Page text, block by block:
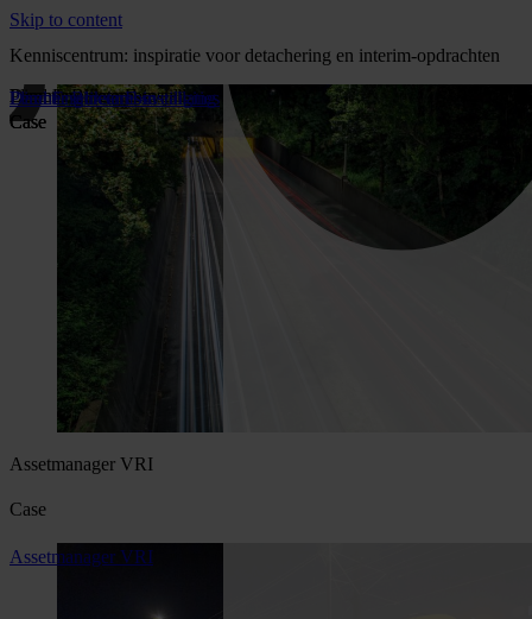
Skip to content
Kenniscentrum: inspiratie voor detachering en interim-opdrachten
Lead Engineer E-installaties
Case
Lead Engineer E-installaties
Directiesecretaresse
Case
Directiesecretaresse
Planner Bliksembeveiliging
Case
Planner Bliksembeveiliging
Assetmanager VRI
Case
Assetmanager VRI